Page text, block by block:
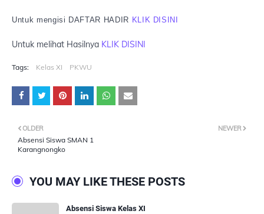
Untuk mengisi DAFTAR HADIR KLIK DISINI
Untuk melihat Hasilnya KLIK DISINI
Tags: Kelas XI PKWU
NEWER
OLDER
Absensi Siswa SMAN 1
Karangnongko
YOU MAY LIKE THESE POSTS
Absensi Siswa Kelas XI